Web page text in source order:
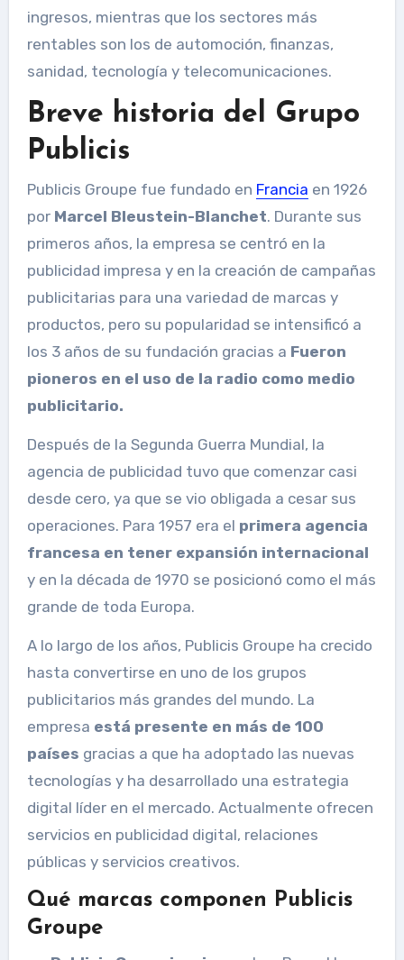
ingresos, mientras que los sectores más
rentables son los de automoción, finanzas,
sanidad, tecnología y telecomunicaciones.
Breve historia del Grupo
Publicis
Publicis Groupe fue fundado en Francia en 1926
porMarcel Bleustein-Blanchet. Durante sus
primeros años, la empresa se centró en la
publicidad impresa y en la creación de campañas
publicitarias para una variedad de marcas y
productos, pero su popularidad se intensificó a
los 3 años de su fundación gracias a Fueron
pioneros en el uso de la radio como medio
publicitario.
Después de la Segunda Guerra Mundial, la
agencia de publicidad tuvo que comenzar casi
desde cero, ya que se vio obligada a cesar sus
operaciones. Para 1957 era el primera agencia
francesa en tener expansión internacional
y en la década de 1970 se posicionó como el más
grande de toda Europa.
A lo largo de los años, Publicis Groupe ha crecido
hasta convertirse en uno de los grupos
publicitarios más grandes del mundo. La
empresa está presente en más de 100
países gracias a que ha adoptado las nuevas
tecnologías y ha desarrollado una estrategia
digital líder en el mercado. Actualmente ofrecen
servicios en publicidad digital, relaciones
públicas y servicios creativos.
Qué marcas componen Publicis
Groupe